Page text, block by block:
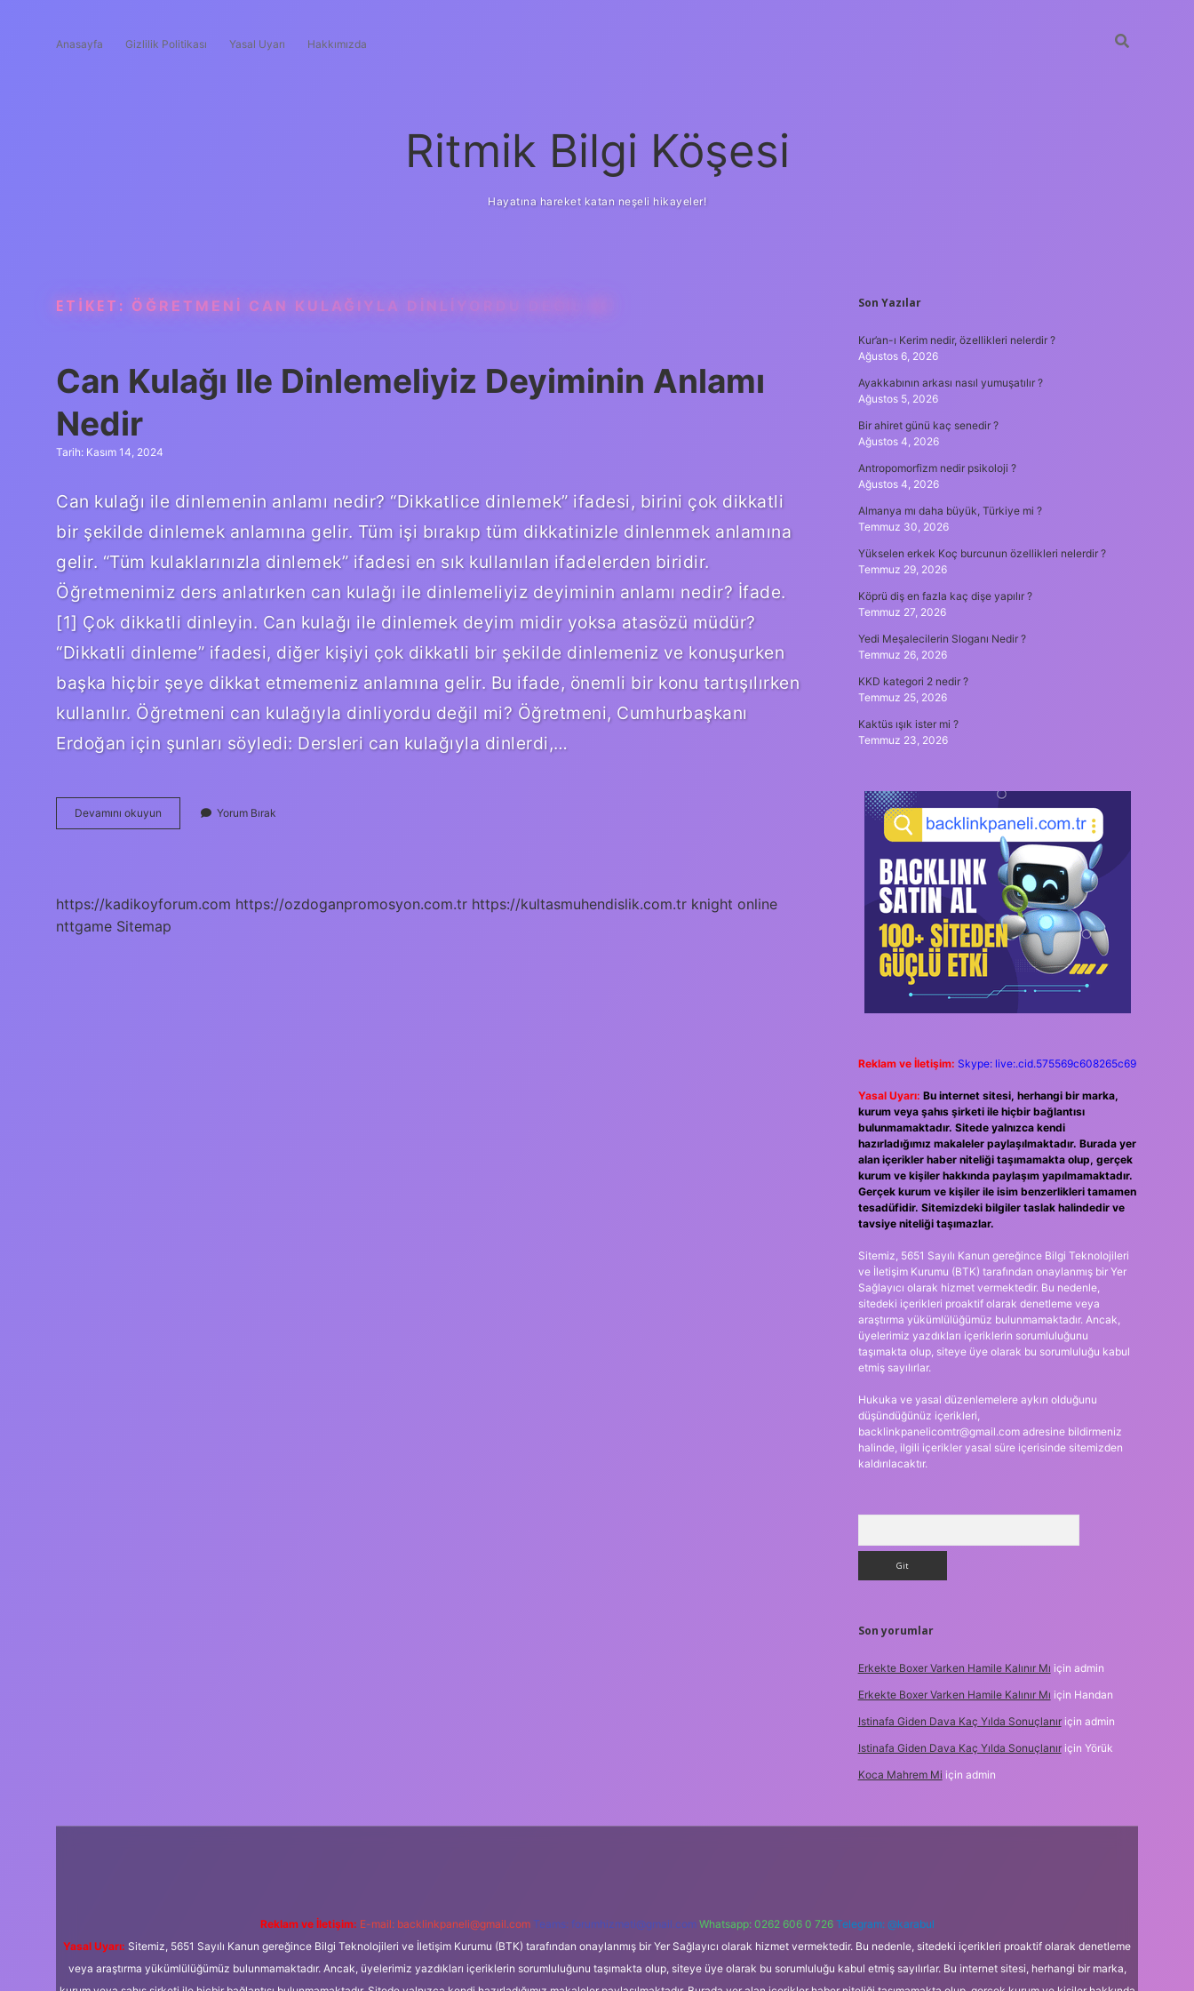
Anasayfa Gizlilik Politikası Yasal Uyarı Hakkımızda
Ritmik Bilgi Köşesi
Hayatına hareket katan neşeli hikayeler!
ETIKET: ÖĞRETMENI CAN KULAĞIYLA DINLIYORDU DEĞIL MI
Can Kulağı Ile Dinlemeliyiz Deyiminin Anlamı
Nedir
Tarih: Kasım 14, 2024
Can kulağı ile dinlemenin anlamı nedir? “Dikkatlice dinlemek” ifadesi, birini çok dikkatli
bir şekilde dinlemek anlamına gelir. Tüm işi bırakıp tüm dikkatinizle dinlenmek anlamına
gelir. “Tüm kulaklarınızla dinlemek” ifadesi en sık kullanılan ifadelerden biridir.
Öğretmenimiz ders anlatırken can kulağı ile dinlemeliyiz deyiminin anlamı nedir? İfade.
[1] Çok dikkatli dinleyin. Can kulağı ile dinlemek deyim midir yoksa atasözü müdür?
“Dikkatli dinleme” ifadesi, diğer kişiyi çok dikkatli bir şekilde dinlemeniz ve konuşurken
başka hiçbir şeye dikkat etmemeniz anlamına gelir. Bu ifade, önemli bir konu tartışılırken
kullanılır. Öğretmeni can kulağıyla dinliyordu değil mi? Öğretmeni, Cumhurbaşkanı
Erdoğan için şunları söyledi: Dersleri can kulağıyla dinlerdi,…
Devamını okuyun
Kulağı
Nedir
Yorum Bırak
https://kadikoyforum.com https://ozdoganpromosyon.com.tr https://kultasmuhendislik.com.tr knight online
nttgame Sitemap
SIDEBAR
Son Yazılar
Kur’an-ı Kerim nedir, özellikleri nelerdir ?
Ağustos 6, 2026
Ayakkabının arkası nasıl yumuşatılır ?
Ağustos 5, 2026
Bir ahiret günü kaç senedir ?
Ağustos 4, 2026
Antropomorfizm nedir psikoloji ?
Ağustos 4, 2026
Almanya mı daha büyük, Türkiye mi ?
Temmuz 30, 2026
Yükselen erkek Koç burcunun özellikleri nelerdir ?
Temmuz 29, 2026
Köprü diş en fazla kaç dişe yapılır ?
Temmuz 27, 2026
Yedi Meşalecilerin Sloganı Nedir ?
Temmuz 26, 2026
KKD kategori 2 nedir ?
Temmuz 25, 2026
Kaktüs ışık ister mi ?
Temmuz 23, 2026
Reklam ve İletişim: Skype: live:.cid.575569c608265c69
Yasal Uyarı: Bu internet sitesi, herhangi bir marka,
kurum veya şahıs şirketi ile hiçbir bağlantısı
bulunmamaktadır. Sitede yalnızca kendi
hazırladığımız makaleler paylaşılmaktadır. Burada yer
alan içerikler haber niteliği taşımamakta olup, gerçek
kurum ve kişiler hakkında paylaşım yapılmamaktadır.
Gerçek kurum ve kişiler ile isim benzerlikleri tamamen
tesadüfidir. Sitemizdeki bilgiler taslak halindedir ve
tavsiye niteliği taşımazlar.
Sitemiz, 5651 Sayılı Kanun gereğince Bilgi Teknolojileri
ve İletişim Kurumu (BTK) tarafından onaylanmış bir Yer
Sağlayıcı olarak hizmet vermektedir. Bu nedenle,
sitedeki içerikleri proaktif olarak denetleme veya
araştırma yükümlülüğümüz bulunmamaktadır. Ancak,
üyelerimiz yazdıkları içeriklerin sorumluluğunu
taşımakta olup, siteye üye olarak bu sorumluluğu kabul
etmiş sayılırlar.
Hukuka ve yasal düzenlemelere aykırı olduğunu
düşündüğünüz içerikleri,
backlinkpanelicomtr@gmail.comadresine bildirmeniz
halinde, ilgili içerikler yasal süre içerisinde sitemizden
kaldırılacaktır.
Son yorumlar
Erkekte Boxer Varken Hamile Kalınır Mı için admin
Erkekte Boxer Varken Hamile Kalınır Mı için Handan
Istinafa Giden Dava Kaç Yılda Sonuçlanıriçin admin
Istinafa Giden Dava Kaç Yılda Sonuçlanıriçin Yörük
Koca Mahrem Mi için admin
Reklam ve İletişim: E-mail: backlinkpaneli@gmail.com Teams: forumhizmeti@gmail.com Whatsapp: 0262 606 0 726 Telegram: @karabul
Yasal Uyarı: Sitemiz, 5651 Sayılı Kanun gereğince Bilgi Teknolojileri ve İletişim Kurumu (BTK) tarafından onaylanmış bir Yer Sağlayıcı olarak hizmet vermektedir. Bu nedenle, sitedeki içerikleri proaktif olarak denetleme
veya araştırma yükümlülüğümüz bulunmamaktadır. Ancak, üyelerimiz yazdıkları içeriklerin sorumluluğunu taşımakta olup, siteye üye olarak bu sorumluluğu kabul etmiş sayılırlar. Bu internet sitesi, herhangi bir marka,